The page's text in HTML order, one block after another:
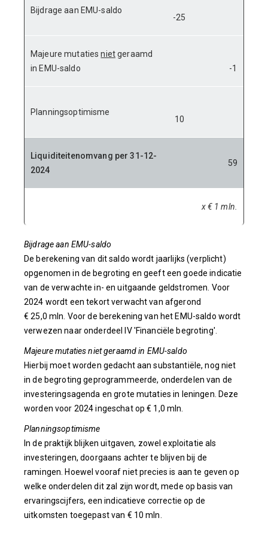
Bijdrage aan EMU-saldo
-25
Majeure mutatiesnietgeraamd
in EMU-saldo
-1
Planningsoptimisme
10
Liquiditeitenomvang per 31-12-
2024
59
x € 1 mln.
Bijdrage aan EMU-saldo
De berekening van dit saldo wordt jaarlijks (verplicht)
opgenomen in de begroting en geeft een goede indicatie
van de verwachte in- en uitgaande geldstromen. Voor
2024 wordt een tekort verwacht van afgerond
€ 25,0 mln. Voor de berekening van het EMU-saldo wordt
verwezen naar onderdeel IV 'Financiële begroting'.
Majeure mutaties niet geraamd in EMU-saldo
Hierbij moet worden gedacht aan substantiële, nog niet
in de begroting geprogrammeerde, onderdelen van de
investeringsagenda en grote mutaties in leningen. Deze
worden voor 2024 ingeschat op € 1,0 mln.
Planningsoptimisme
In de praktijk blijken uitgaven, zowel exploitatie als
investeringen, doorgaans achter te blijven bij de
ramingen. Hoewel vooraf niet precies is aan te geven op
welke onderdelen dit zal zijn wordt, mede op basis van
ervaringscijfers, een indicatieve correctie op de
uitkomsten toegepast van € 10 mln.